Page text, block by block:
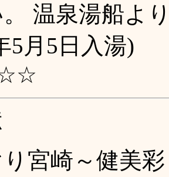
温泉湯船よ
5月5日入湯)
宮崎～健美